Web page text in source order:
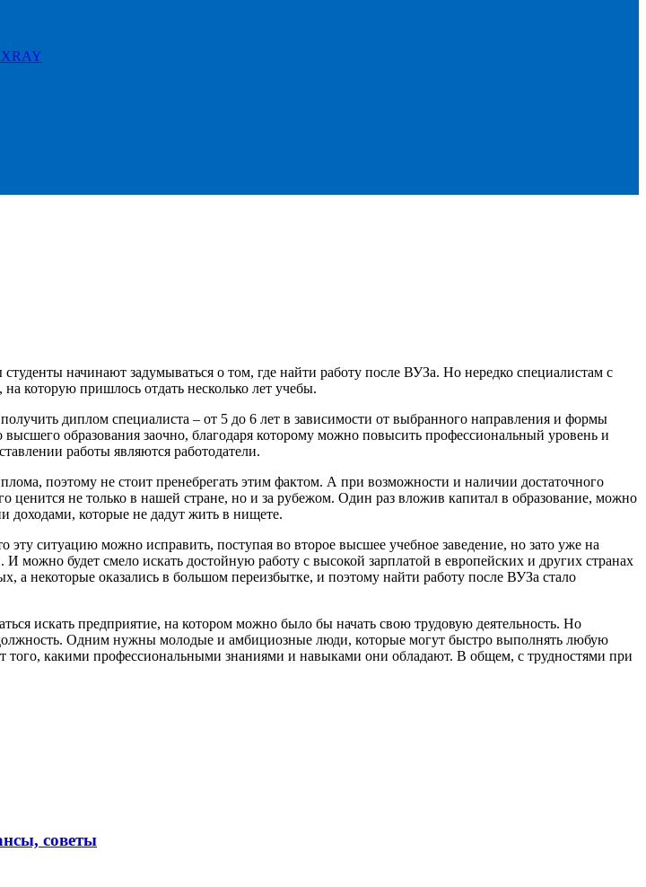
XRAY
начинают задумываться о том, где найти работу после ВУЗа. Но нередко специалистам с
которую пришлось отдать несколько лет учебы.
диплом специалиста – от 5 до 6 лет в зависимости от выбранного направления и формы
образования заочно, благодаря которому можно повысить профессиональный уровень и
работы являются работодатели.
поэтому не стоит пренебрегать этим фактом. А при возможности и наличии достаточного
не только в нашей стране, но и за рубежом. Один раз вложив капитал в образование, можно
доходами, которые не дадут жить в нищете.
ситуацию можно исправить, поступая во второе высшее учебное заведение, но зато уже на
можно будет смело искать достойную работу с высокой зарплатой в европейских и других странах
а некоторые оказались в большом переизбытке, и поэтому найти работу после ВУЗа стало
искать предприятие, на котором можно было бы начать свою трудовую деятельность. Но
Одним нужны молодые и амбициозные люди, которые могут быстро выполнять любую
того, какими профессиональными знаниями и навыками они обладают. В общем, с трудностями при
советы